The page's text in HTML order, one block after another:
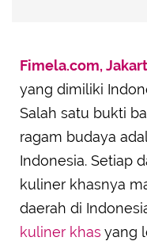
Fimela.com,
yang dimiliki
Salah satu bukti
ragam budaya
Indonesia. Setiap
kuliner khasnya
daerah di
kuliner khas yang